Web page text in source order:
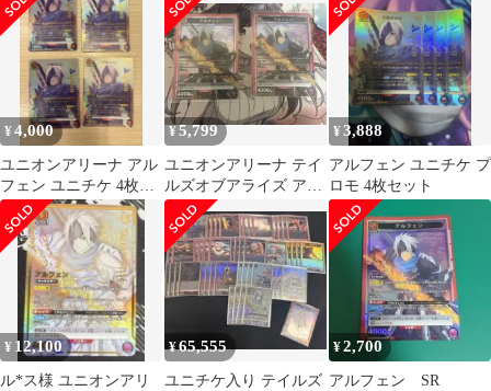
¥4,000
ユニオンアリーナ アル
フェン ユニチケ 4枚セ
ット
¥5,799
ユニオンアリーナ テイ
ルズオブアライズ アル
フェン SR 2枚
¥3,888
アルフェン ユニチケ プ
ロモ 4枚セット
¥ 12,100
ル*ス様 ユニオンアリ
¥65,555
ユニチケ入り テイルズ
¥2,700
アルフェン SR